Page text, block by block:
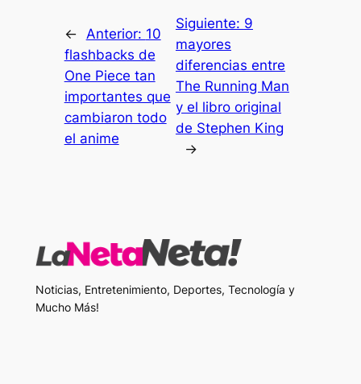
← Anterior: 10
flashbacks de
One Piece tan
importantes que
cambiaron todo
el anime
Siguiente: 9
mayores
diferencias entre
The Running Man
y el libro original
de Stephen King
→
Noticias, Entretenimiento, Deportes, Tecnología y
Mucho Más!